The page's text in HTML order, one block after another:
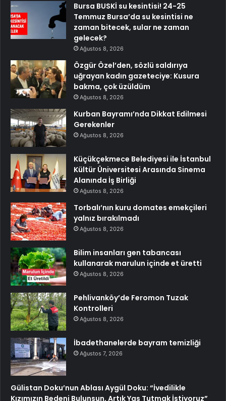
Bursa BUSKİ su kesintisi! 24-25
Temmuz Bursa’da su kesintisi ne
zaman bitecek, sular ne zaman
gelecek?
Ağustos 8, 2026
Özgür Özel’den, sözlü saldırıya
uğrayan kadın gazeteciye: Kusura
bakma, çok üzüldüm
Ağustos 8, 2026
Kurban Bayramı’nda Dikkat Edilmesi
Gerekenler
Ağustos 8, 2026
Küçükçekmece Belediyesi ile İstanbul
Kültür Üniversitesi Arasında Sinema
Alanında İş Birliği
Ağustos 8, 2026
Torbalı’nın kuru domates emekçileri
yalnız bırakılmadı
Ağustos 8, 2026
Bilim insanları gen tabancası
kullanarak marulun içinde et üretti
Ağustos 8, 2026
Pehlivanköy’de Feromon Tuzak
Kontrolleri
Ağustos 8, 2026
İbadethanelerde bayram temizliği
Ağustos 7, 2026
Gülistan Doku’nun Ablası Aygül Doku: “İvedilikle
Kızımızın Bedeni Bulunsun, Artık Yas Tutmak İstiyoruz”